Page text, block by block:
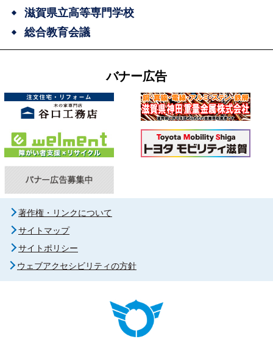
滋賀県立高等専門学校
総合教育会議
バナー広告
著作権・リンクについて
サイトマップ
サイトポリシー
ウェブアクセシビリティの方針